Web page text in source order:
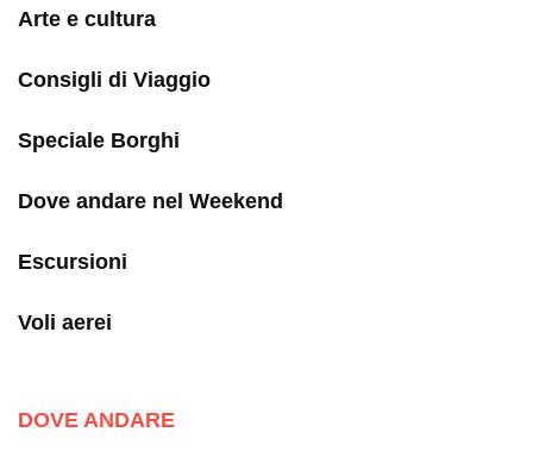
Arte e cultura
Consigli di Viaggio
Speciale Borghi
Dove andare nel Weekend
Escursioni
Voli aerei
DOVE ANDARE